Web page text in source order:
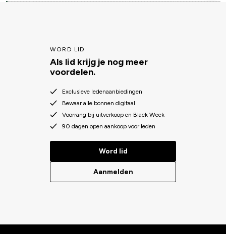
WORD LID
Als lid krijg je nog meer
voordelen.
Exclusieve ledenaanbiedingen
Bewaar alle bonnen digitaal
Voorrang bij uitverkoop en Black Week
90 dagen open aankoop voor leden
Word lid
Aanmelden